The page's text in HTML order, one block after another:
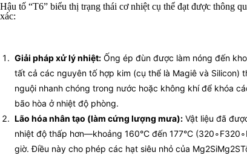
Hậu tố “T6” biểu thị trạng thái cơ nhiệt cụ thể đạt được thông
xác:
Giải pháp xử lý nhiệt: Ống ép đùn được làm nóng đến
tất cả các nguyên tố hợp kim (cụ thể là Magiê và Silicon)
nguội nhanh chóng trong nước hoặc không khí để khóa
bão hòa ở nhiệt độ phòng.
Lão hóa nhân tạo (làm cứng lượng mưa): Vật liệu đã
nhiệt độ thấp hơn—khoảng 160°C đến 177°C (320∘F320∘
giờ. Điều này cho phép các hạt siêu nhỏ của Mg2SiMg2S